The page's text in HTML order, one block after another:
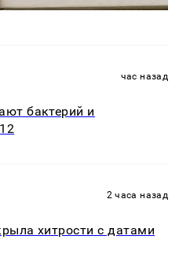
час назад
бактерий и
2 часа назад
хитрости с датами